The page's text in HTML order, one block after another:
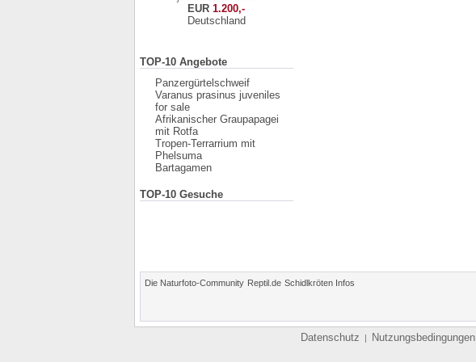
EUR 1.200,-
Deutschland
TOP-10 Angebote
Panzergürtelschweif
Varanus prasinus juveniles
for sale
Afrikanischer Graupapagei
mit Rotfa
Tropen-Terrarrium mit
Phelsuma
Bartagamen
TOP-10 Gesuche
Die Naturfoto-Community Reptil.de Schidlkröten Infos
Datenschutz | Nutzungsbedingungen